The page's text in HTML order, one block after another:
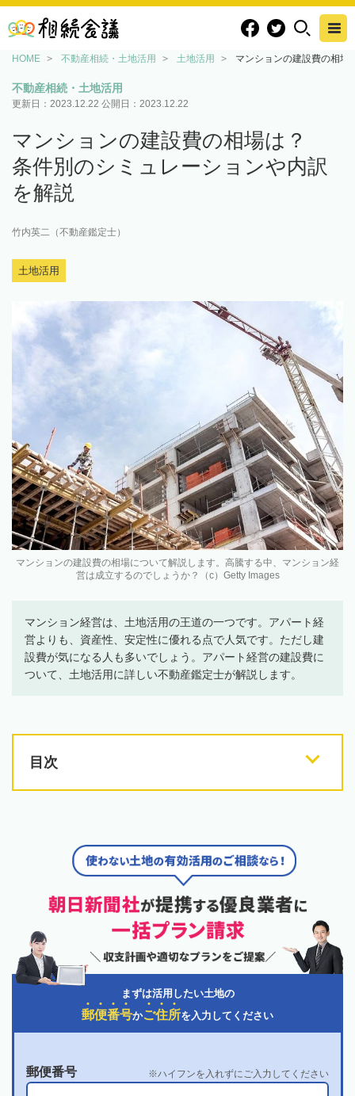
HOME 不動産相続・土地活用 土地活用 マンションの建設費の相
不動産相続・土地活用
更新日： 2023.12.22 公開日： 2023.12.22
マンションの建設費の相場は？
条件別のシミュレーションや内訳
を解説
竹内英二（不動産鑑定士）
土地活用
マンションの建設費の相場について解説します。高騰する中、マンション経
営は成立するのでしょうか？（c）Getty Images
マンション経営は、土地活用の王道の一つです。アパート経
営よりも、資産性、安定性に優れる点で人気です。ただし建
設費が気になる人も多いでしょう。アパート経営の建設費に
ついて、土地活用に詳しい不動産鑑定士が解説します。
目次
まずは活用したい土地の
郵便番号かご住所を入力してください
郵便番号 ハイフンを入れずにご入力してください